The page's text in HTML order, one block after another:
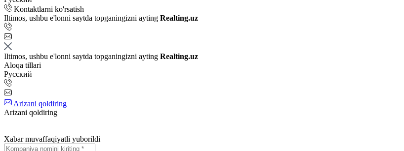
Kontaktlarni ko'rsatish
Iltimos, ushbu e'lonni saytda topganingizni ayting Realting.uz
Iltimos, ushbu e'lonni saytda topganingizni ayting Realting.uz
Aloqa tillari
Русский
Arizani qoldiring
Arizani qoldiring
Xabar muvaffaqiyatli yuborildi